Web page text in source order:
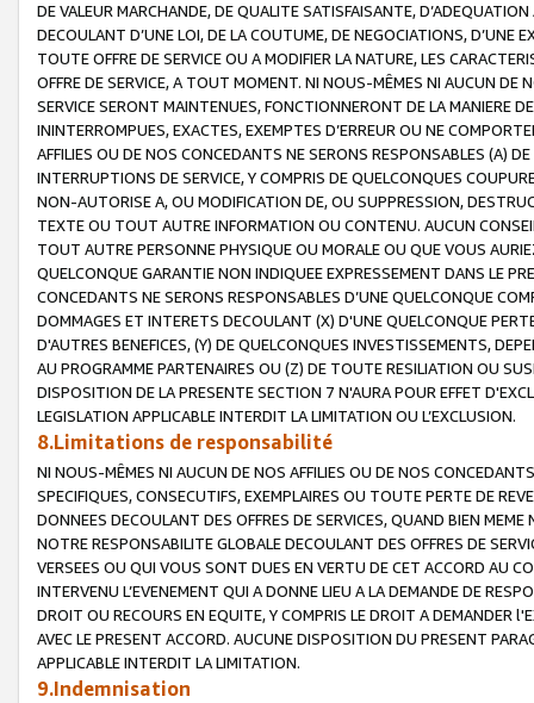
DE VALEUR MARCHANDE, DE QUALITE SATISFAISANTE,
DECOULANT D’UNE LOI, DE LA COUTUME, DE NEGOCIATIONS, D’UNE
TOUTE OFFRE DE SERVICE OU A MODIFIER LA NATURE, LES
OFFRE DE SERVICE, A TOUT MOMENT. NI NOUS-MÊMES NI AUCUN DE
SERVICE SERONT MAINTENUES, FONCTIONNERONT DE LA MANIERE
ININTERROMPUES, EXACTES, EXEMPTES D’ERREUR OU NE
AFFILIES OU DE NOS CONCEDANTS NE SERONS RESPONSABLES (A)
INTERRUPTIONS DE SERVICE, Y COMPRIS DE QUELCONQUES
NON-AUTORISE A, OU MODIFICATION DE, OU SUPPRESSION,
TEXTE OU TOUT AUTRE INFORMATION OU CONTENU. AUCUN
TOUT AUTRE PERSONNE PHYSIQUE OU MORALE OU QUE VOUS
QUELCONQUE GARANTIE NON INDIQUEE EXPRESSEMENT DANS LE
CONCEDANTS NE SERONS RESPONSABLES D’UNE QUELCONQUE
DOMMAGES ET INTERETS DECOULANT (X) D'UNE QUELCONQUE
D'AUTRES BENEFICES, (Y) DE QUELCONQUES INVESTISSEMENTS,
AU PROGRAMME PARTENAIRES OU (Z) DE TOUTE RESILIATION OU
DISPOSITION DE LA PRESENTE SECTION 7 N'AURA POUR EFFET
LEGISLATION APPLICABLE INTERDIT LA LIMITATION OU L’EXCLUSION.
8.Limitations de responsabilité
NI NOUS-MÊMES NI AUCUN DE NOS AFFILIES OU DE NOS
SPECIFIQUES, CONSECUTIFS, EXEMPLAIRES OU TOUTE PERTE DE
DONNEES DECOULANT DES OFFRES DE SERVICES, QUAND BIEN
NOTRE RESPONSABILITE GLOBALE DECOULANT DES OFFRES DE
VERSEES OU QUI VOUS SONT DUES EN VERTU DE CET ACCORD AU
INTERVENU L’EVENEMENT QUI A DONNE LIEU A LA DEMANDE DE
DROIT OU RECOURS EN EQUITE, Y COMPRIS LE DROIT A DEMANDER
AVEC LE PRESENT ACCORD. AUCUNE DISPOSITION DU PRESENT
APPLICABLE INTERDIT LA LIMITATION.
9.Indemnisation